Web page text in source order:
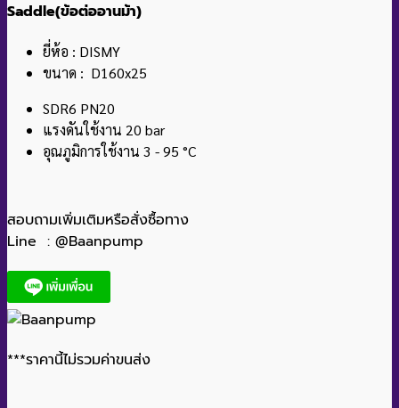
Saddle(ข้อต่ออานม้า)
ยี่ห้อ : DISMY
ขนาด : D160x25
SDR6 PN20
แรงดันใช้งาน 20 bar
อุณภูมิการใช้งาน 3 - 95 °C
สอบถามเพิ่มเติมหรือสั่งซื้อทาง
Line : @Baanpump
***ราคานี้ไม่รวมค่าขนส่ง